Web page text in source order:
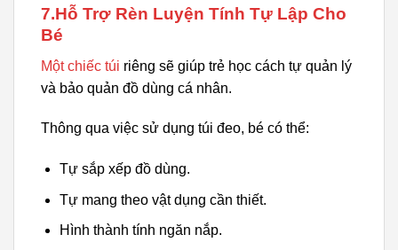
7.Hỗ Trợ Rèn Luyện Tính Tự Lập Cho
Bé
Một chiếc túi riêng sẽ giúp trẻ học cách tự quản lý
và bảo quản đồ dùng cá nhân.
Thông qua việc sử dụng túi đeo, bé có thể:
Tự sắp xếp đồ dùng.
Tự mang theo vật dụng cần thiết.
Hình thành tính ngăn nắp.